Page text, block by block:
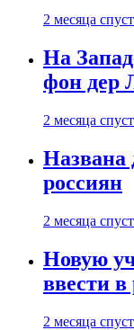
2 месяца
На
фон дер
2 месяца
Названа
россиян
2 месяца
Новую
ввести
2 месяца